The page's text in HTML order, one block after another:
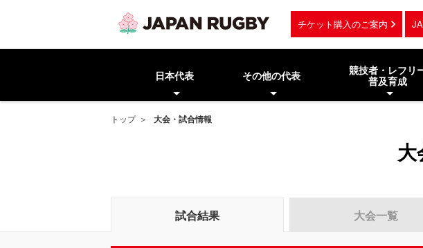
チケット購入のご案内
日本代表 その他の代表
競技者・レフリ
普及育成
トップ 大会・試合情報
大
試合結果 大会一覧